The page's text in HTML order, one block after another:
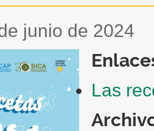
de junio de 2024
Las